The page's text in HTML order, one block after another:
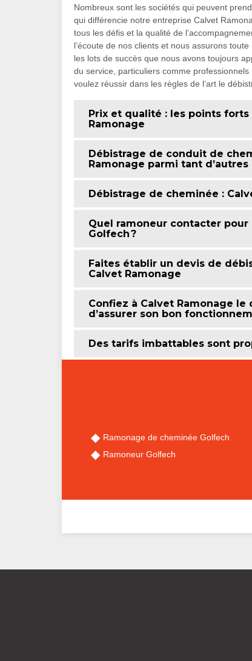
Nombreux sont les sociétés qui peuvent
qui différencie notre entreprise Calvet
tous les défis et la qualité de
l’écoute de nos clients et nous assurons
les lots de succès que nous avons toujours
du service, particuliers comme
voulez réussir dans les règles de l’art le
Prix et qualité : les points
Ramonage
Débistrage de conduit de
Ramonage parmi tant d’autres
Débistrage de cheminée :
Quel ramoneur contacter
Golfech ?
Faites établir un devis de
Calvet Ramonage
Confiez à Calvet Ramonage
d’assurer son bon
Des tarifs imbattables sont
Ramonage de cheminée Golfech
Ramoneur Golfech